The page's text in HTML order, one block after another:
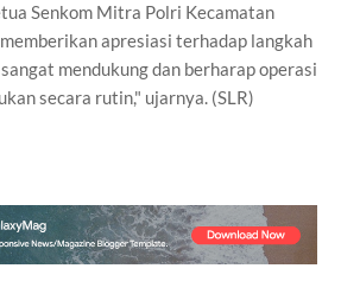
Senkom Mitra Polri Kecamatan
apresiasi terhadap langkah
mendukung dan berharap operasi
secara rutin," ujarnya. (SLR)